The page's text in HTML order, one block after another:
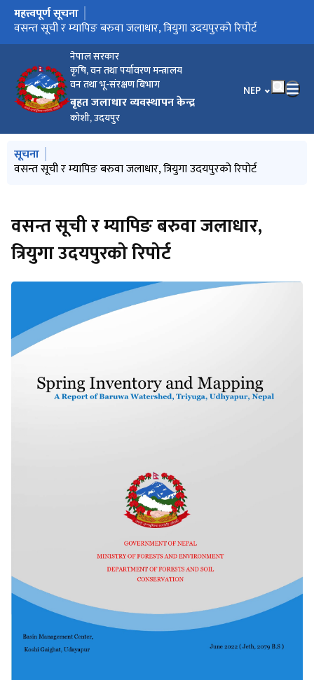
नेपाल सरकार
कृषि, वन तथा पर्यावरण मन्त्रालय
वन तथा भू-संरक्षण बिभाग
बृहत जलाधार व्यवस्थापन केन्द्र
कोशी, उदयपुर
भाषा चयन गर्नुहोस्
NEP
मुख्य नेभिगेसनमा जानुहोस्
महत्त्वपूर्ण सूचना
खुला कविता प्रतियोगिता सम्बन्धी सूचना
वसन्त सूची र म्यापिङ बरुवा जलाधार, त्रियुगा उदयपुरको रिपोर्ट
कार्यक्रम मागका लागि निवेदनको ढाँचा
मुख्य नेभिगेसनमा जानुहोस्
सूचना
खुला कविता प्रतियोगिता सम्बन्धी सूचना
वसन्त सूची र म्यापिङ बरुवा जलाधार, त्रियुगा उदयपुरको रिपोर्ट
कार्यक्रम मागका लागि निवेदनको ढाँचा
वसन्त सूची र म्यापिङ बरुवा जलाधार,
त्रियुगा उदयपुरको रिपोर्ट